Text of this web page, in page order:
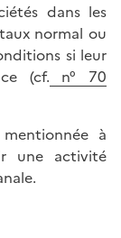
dans les
normal ou
si leur
(cf. n° 70
à
une activité